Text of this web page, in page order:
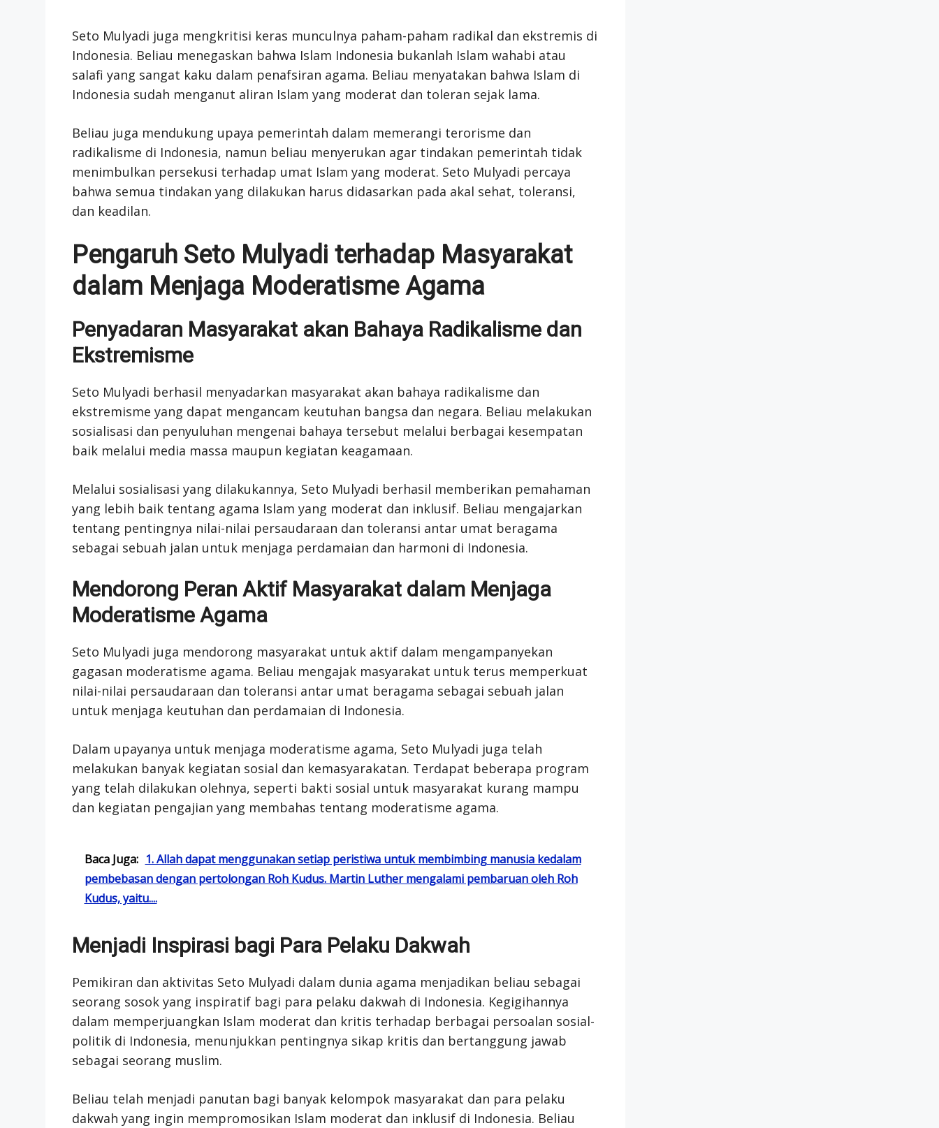
Seto Mulyadi juga mengkritisi keras munculnya paham-paham radikal dan ekstremis di
Indonesia. Beliau menegaskan bahwa Islam Indonesia bukanlah Islam wahabi atau
salafi yang sangat kaku dalam penafsiran agama. Beliau menyatakan bahwa Islam di
Indonesia sudah menganut aliran Islam yang moderat dan toleran sejak lama.
Beliau juga mendukung upaya pemerintah dalam memerangi terorisme dan
radikalisme di Indonesia, namun beliau menyerukan agar tindakan pemerintah tidak
menimbulkan persekusi terhadap umat Islam yang moderat. Seto Mulyadi percaya
bahwa semua tindakan yang dilakukan harus didasarkan pada akal sehat, toleransi,
dan keadilan.
Pengaruh Seto Mulyadi terhadap Masyarakat
dalam Menjaga Moderatisme Agama
Penyadaran Masyarakat akan Bahaya Radikalisme dan
Ekstremisme
Seto Mulyadi berhasil menyadarkan masyarakat akan bahaya radikalisme dan
ekstremisme yang dapat mengancam keutuhan bangsa dan negara. Beliau melakukan
sosialisasi dan penyuluhan mengenai bahaya tersebut melalui berbagai kesempatan
baik melalui media massa maupun kegiatan keagamaan.
Melalui sosialisasi yang dilakukannya, Seto Mulyadi berhasil memberikan pemahaman
yang lebih baik tentang agama Islam yang moderat dan inklusif. Beliau mengajarkan
tentang pentingnya nilai-nilai persaudaraan dan toleransi antar umat beragama
sebagai sebuah jalan untuk menjaga perdamaian dan harmoni di Indonesia.
Mendorong Peran Aktif Masyarakat dalam Menjaga
Moderatisme Agama
Seto Mulyadi juga mendorong masyarakat untuk aktif dalam mengampanyekan
gagasan moderatisme agama. Beliau mengajak masyarakat untuk terus memperkuat
nilai-nilai persaudaraan dan toleransi antar umat beragama sebagai sebuah jalan
untuk menjaga keutuhan dan perdamaian di Indonesia.
Dalam upayanya untuk menjaga moderatisme agama, Seto Mulyadi juga telah
melakukan banyak kegiatan sosial dan kemasyarakatan. Terdapat beberapa program
yang telah dilakukan olehnya, seperti bakti sosial untuk masyarakat kurang mampu
dan kegiatan pengajian yang membahas tentang moderatisme agama.
Baca Juga: 1. Allah dapat menggunakan setiap peristiwa untuk membimbing manusia kedalam
pembebasan dengan pertolongan Roh Kudus. Martin Luther mengalami pembaruan oleh Roh
Kudus, yaitu....
Menjadi Inspirasi bagi Para Pelaku Dakwah
Pemikiran dan aktivitas Seto Mulyadi dalam dunia agama menjadikan beliau sebagai
seorang sosok yang inspiratif bagi para pelaku dakwah di Indonesia. Kegigihannya
dalam memperjuangkan Islam moderat dan kritis terhadap berbagai persoalan sosial-
politik di Indonesia, menunjukkan pentingnya sikap kritis dan bertanggung jawab
sebagai seorang muslim.
Beliau telah menjadi panutan bagi banyak kelompok masyarakat dan para pelaku
dakwah yang ingin mempromosikan Islam moderat dan inklusif di Indonesia. Beliau